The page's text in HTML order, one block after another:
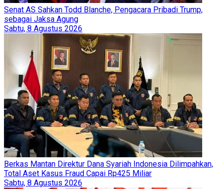
Senat AS Sahkan Todd Blanche, Pengacara Pribadi Trump,
sebagai Jaksa Agung
Sabtu, 8 Agustus 2026
Berkas Mantan Direktur Dana Syariah Indonesia Dilimpahkan,
Total Aset Kasus Fraud Capai Rp425 Miliar
Sabtu, 8 Agustus 2026